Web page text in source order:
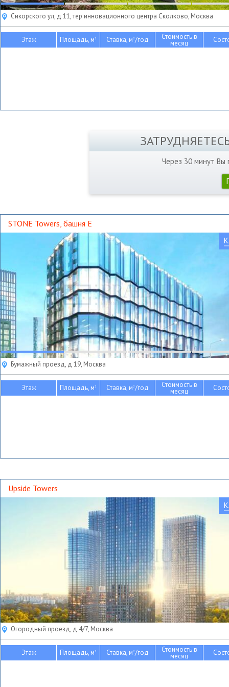
Сикорского ул, д 11, тер инновационного центра Сколково, Москва
Этаж Площадь, м2 Ставка, м2/год Стоимость в
месяц
Через 30 минут Вы
STONE Towers, башня Е
Бумажный проезд, д 19, Москва
Этаж Площадь, м2 Ставка, м2/год Стоимость в
месяц
Upside Towers
Огородный проезд, д 4/7, Москва
Этаж Площадь, м2 Ставка, м2/год Стоимость в
месяц